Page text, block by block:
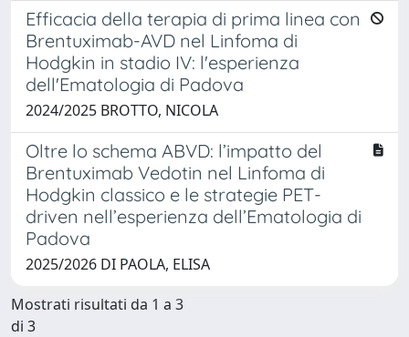
Efficacia della terapia di prima linea con
Brentuximab-AVD nel Linfoma di
Hodgkin in stadio IV: l'esperienza
dell'Ematologia di Padova
2024/2025 BROTTO, NICOLA
Oltre lo schema ABVD: l’impatto del
Brentuximab Vedotin nel Linfoma di
Hodgkin classico e le strategie PET-
driven nell’esperienza dell’Ematologia di
Padova
2025/2026 DI PAOLA, ELISA
Mostrati risultati da 1 a 3
di 3